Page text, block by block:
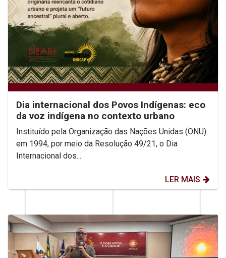
Dia internacional dos Povos Indígenas: eco
da voz indígena no contexto urbano
Instituído pela Organização das Nações Unidas (ONU)
em 1994, por meio da Resolução 49/21, o Dia
Internacional dos...
LER MAIS